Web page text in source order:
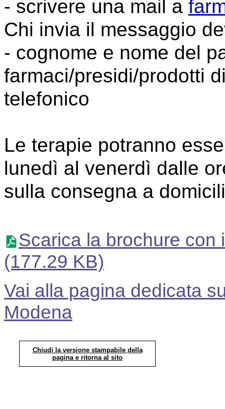
- scrivere una mail a
Chi invia il messaggio
- cognome e nome del
farmaci/presidi/prodotti
telefonico
Le terapie potranno
lunedì al venerdì dalle
sulla consegna a
Scarica la brochure con
(177.29 KB)
Vai alla pagina dedicata
Modena
Chiudi la versione stampabile della
pagina e ritorna al sito